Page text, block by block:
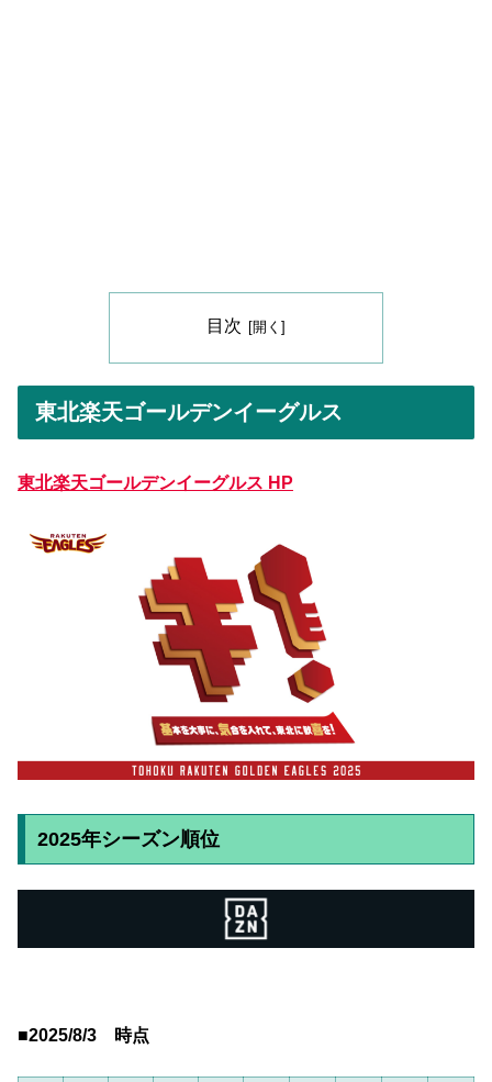
目次
東北楽天ゴールデンイーグルス
東北楽天ゴールデンイーグルス HP
2025年シーズン順位
■2025/8/3 時点